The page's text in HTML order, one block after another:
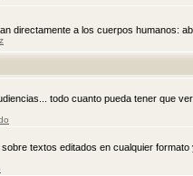
directamente a los cuerpos humanos:
todo cuanto pueda tener que
textos editados en cualquier